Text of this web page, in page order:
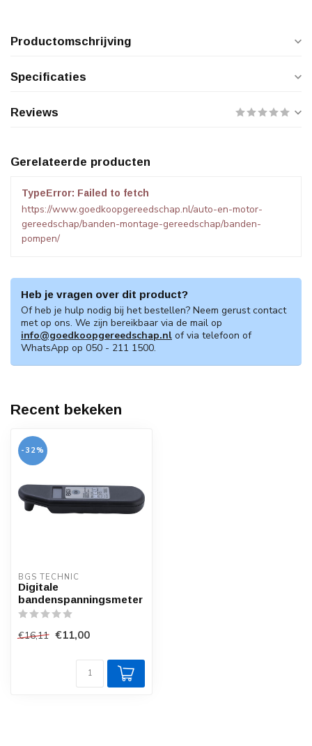
Productomschrijving
Specificaties
Reviews
Gerelateerde producten
TypeError: Failed to fetch
https://www.goedkoopgereedschap.nl/auto-en-motor-
gereedschap/banden-montage-gereedschap/banden-
pompen/
Heb je vragen over dit product?
Of heb je hulp nodig bij het bestellen? Neem gerust contact
met op ons. We zijn bereikbaar via de mail op
info@goedkoopgereedschap.nl of via telefoon of
WhatsApp op 050 - 211 1500.
Recent bekeken
-32%
BGS TECHNIC
Digitale
bandenspanningsmeter
€16,11 €11,00